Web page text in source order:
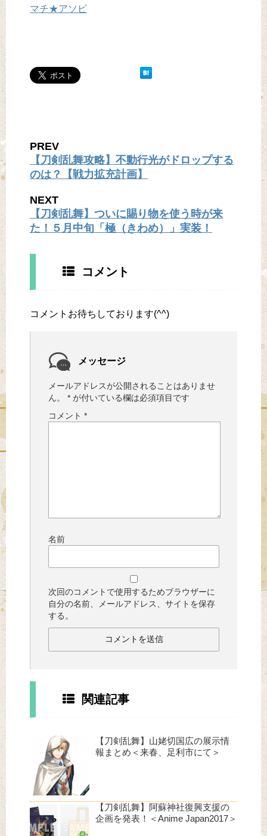
マチ★アソビ
PREV
【刀剣乱舞攻略】不動行光がドロップする
のは？【戦力拡充計画】
NEXT
【刀剣乱舞】ついに賜り物を使う時が来
た！５月中旬「極（きわめ）」実装！
コメント
コメントお待ちしております(^^)
メッセージ
メールアドレスが公開されることはありませ
ん。
* が付いている欄は必須項目です
コメント *
名前
次回のコメントで使用するためブラウザーに
自分の名前、メールアドレス、サイトを保存
する。
関連記事
【刀剣乱舞】山姥切国広の展示情
報まとめ＜来春、足利市にて＞
【刀剣乱舞】阿蘇神社復興支援の
企画を発表！＜Anime Japan2017＞